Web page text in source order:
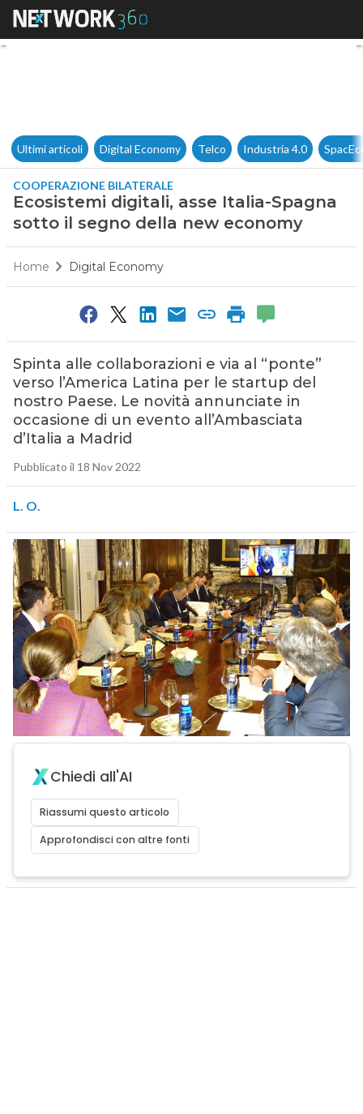
Ecosistemi digitali, asse
Ultimi articoli Digital Economy Telco Industria 4.0
COOPERAZIONE BILATERALE
Ecosistemi digitali, asse Italia-Spagna
sotto il segno della new economy
Home Digital Economy
Spinta alle collaborazioni e via al “ponte”
verso l’America Latina per le startup del
nostro Paese. Le novità annunciate in
occasione di un evento all’Ambasciata
d’Italia a Madrid
Pubblicato il 18 Nov 2022
L. O.
Chiedi all'AI
Riassumi questo articolo
Approfondisci con altre fonti